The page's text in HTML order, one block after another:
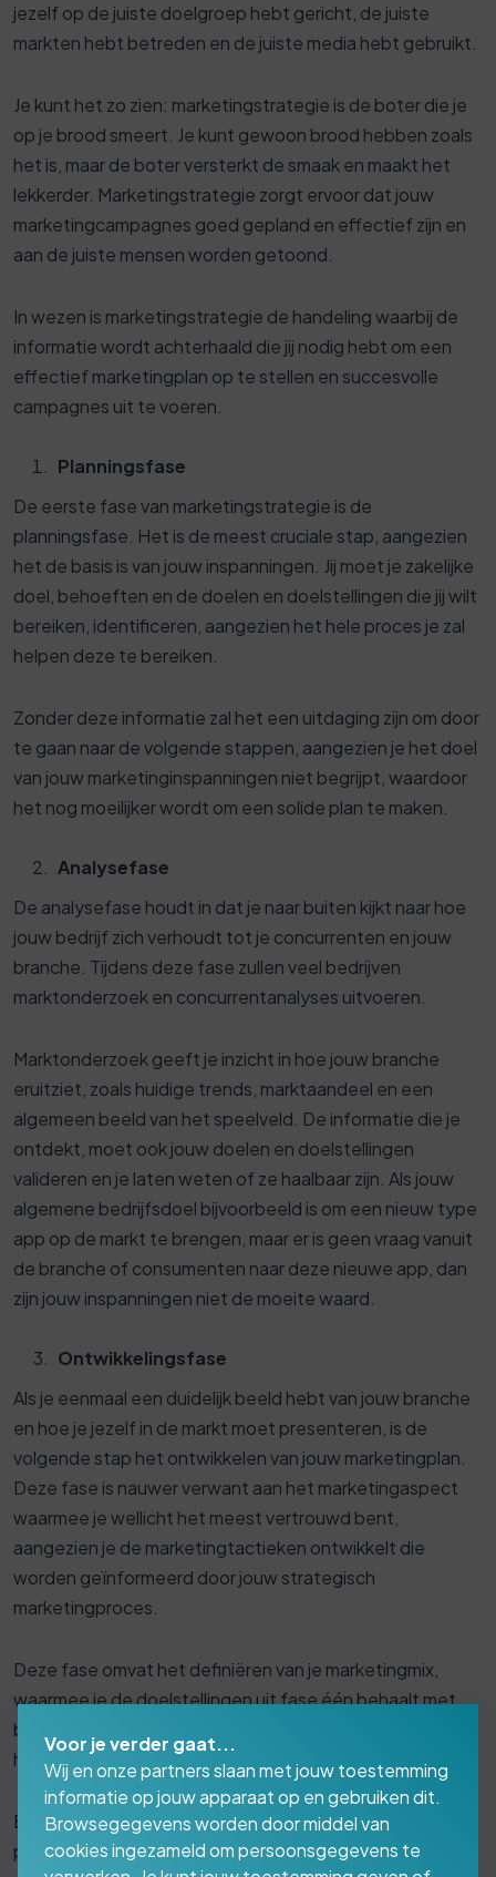
jezelf op de juiste doelgroep hebt gericht, de juiste
markten hebt betreden en de juiste media hebt gebruikt.
Je kunt het zo zien: marketingstrategie is de boter die je
op je brood smeert. Je kunt gewoon brood hebben zoals
het is, maar de boter versterkt de smaak en maakt het
lekkerder. Marketingstrategie zorgt ervoor dat jouw
marketingcampagnes goed gepland en effectief zijn en
aan de juiste mensen worden getoond.
In wezen is marketingstrategie de handeling waarbij de
informatie wordt achterhaald die jij nodig hebt om een ​​
effectief marketingplan op te stellen en succesvolle
campagnes uit te voeren.
Planningsfase
De eerste fase van marketingstrategie is de
planningsfase. Het is de meest cruciale stap, aangezien
het de basis is van jouw inspanningen. Jij moet je zakelijke
doel, behoeften en de doelen en doelstellingen die jij wilt
bereiken, identificeren, aangezien het hele proces je zal
helpen deze te bereiken.
Zonder deze informatie zal het een uitdaging zijn om door
te gaan naar de volgende stappen, aangezien je het doel
van jouw marketinginspanningen niet begrijpt, waardoor
het nog moeilijker wordt om een ​​solide plan te maken.
Analysefase
De analysefase houdt in dat je naar buiten kijkt naar hoe
jouw bedrijf zich verhoudt tot je concurrenten en jouw
branche. Tijdens deze fase zullen veel bedrijven
marktonderzoek en concurrentanalyses uitvoeren.
Marktonderzoek geeft je inzicht in hoe jouw branche
eruitziet, zoals huidige trends, marktaandeel en een
algemeen beeld van het speelveld. De informatie die je
ontdekt, moet ook jouw doelen en doelstellingen
valideren en je laten weten of ze haalbaar zijn. Als jouw
algemene bedrijfsdoel bijvoorbeeld is om een ​​nieuw type
app op de markt te brengen, maar er is geen vraag vanuit
de branche of consumenten naar deze nieuwe app, dan
zijn jouw inspanningen niet de moeite waard.
Ontwikkelingsfase
Als je eenmaal een duidelijk beeld hebt van jouw branche
en hoe je jezelf in de markt moet presenteren, is de
volgende stap het ontwikkelen van jouw marketingplan.
Deze fase is nauwer verwant aan het marketingaspect
waarmee je wellicht het meest vertrouwd bent,
aangezien je de marketingtactieken ontwikkelt die
worden geïnformeerd door jouw strategisch
marketingproces.
Deze fase omvat het definiëren van je marketingmix,
waarmee je de doelstellingen uit fase één behaalt met
betrekking tot de informatie die je tijdens fase twee
heeft ontdekt.
Een marketingmix bestaat uit vier P's: product, prijs,
plaats en promotie. Laten we een paar korte definities
Voor je verder gaat...
Wij en onze partners slaan met jouw toestemming
informatie op jouw apparaat op en gebruiken dit.
Browsegegevens worden door middel van
cookies ingezameld om persoonsgegevens te